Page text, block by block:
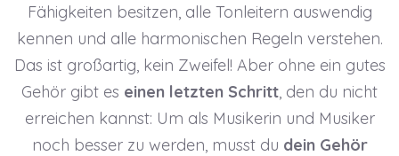
Fähigkeiten besitzen, alle Tonleitern auswendig
kennen und alle harmonischen Regeln verstehen.
Das ist großartig, kein Zweifel! Aber ohne ein gutes
Gehör gibt es einen letzten Schritt , den du nicht
erreichen kannst: Um als Musikerin und Musiker
noch besser zu werden, musst du dein Gehör